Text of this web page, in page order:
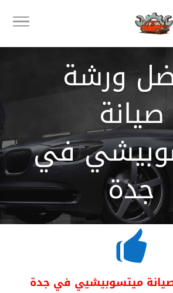
ورشة
صيانة
في
جدة

ميتسوبيشيي في جدة